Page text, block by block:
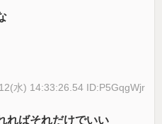
水) 14:33:26.54 ID:P5GqgWjr
ればそれだけでいい